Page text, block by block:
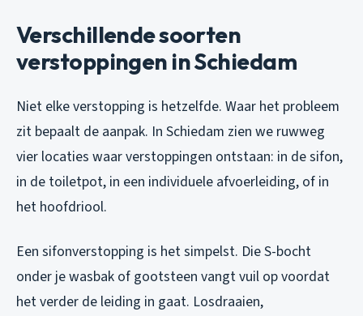
Verschillende soorten
verstoppingen in Schiedam
Niet elke verstopping is hetzelfde. Waar het probleem
zit bepaalt de aanpak. In Schiedam zien we ruwweg
vier locaties waar verstoppingen ontstaan: in de sifon,
in de toiletpot, in een individuele afvoerleiding, of in
het hoofdriool.
Een sifonverstopping is het simpelst. Die S-bocht
onder je wasbak of gootsteen vangt vuil op voordat
het verder de leiding in gaat. Losdraaien,